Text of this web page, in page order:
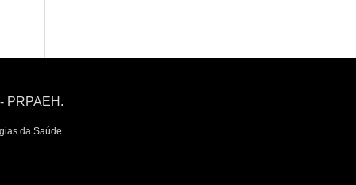
PRPAEH.
da Saúde.